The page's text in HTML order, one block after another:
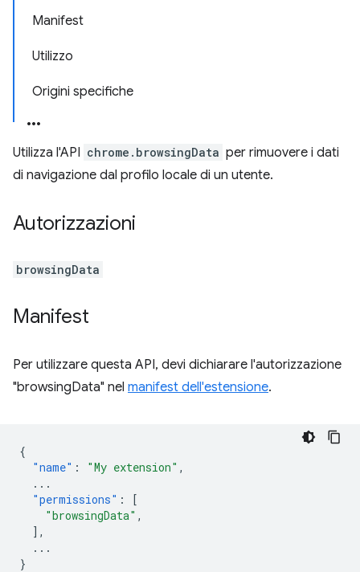
Manifest
Utilizzo
Origini specifiche
Utilizza l'API chrome.browsingData per rimuovere i dati
di navigazione dal profilo locale di un utente.
Autorizzazioni
browsingData
Manifest
Per utilizzare questa API, devi dichiarare l'autorizzazione
"browsingData" nel manifest dell'estensione.
{
"name" : "My extension" ,
...
"permissions" :
[
"browsingData" ,
],
...
}